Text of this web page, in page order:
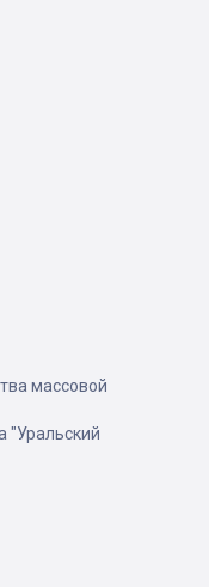
массовой
"Уральский